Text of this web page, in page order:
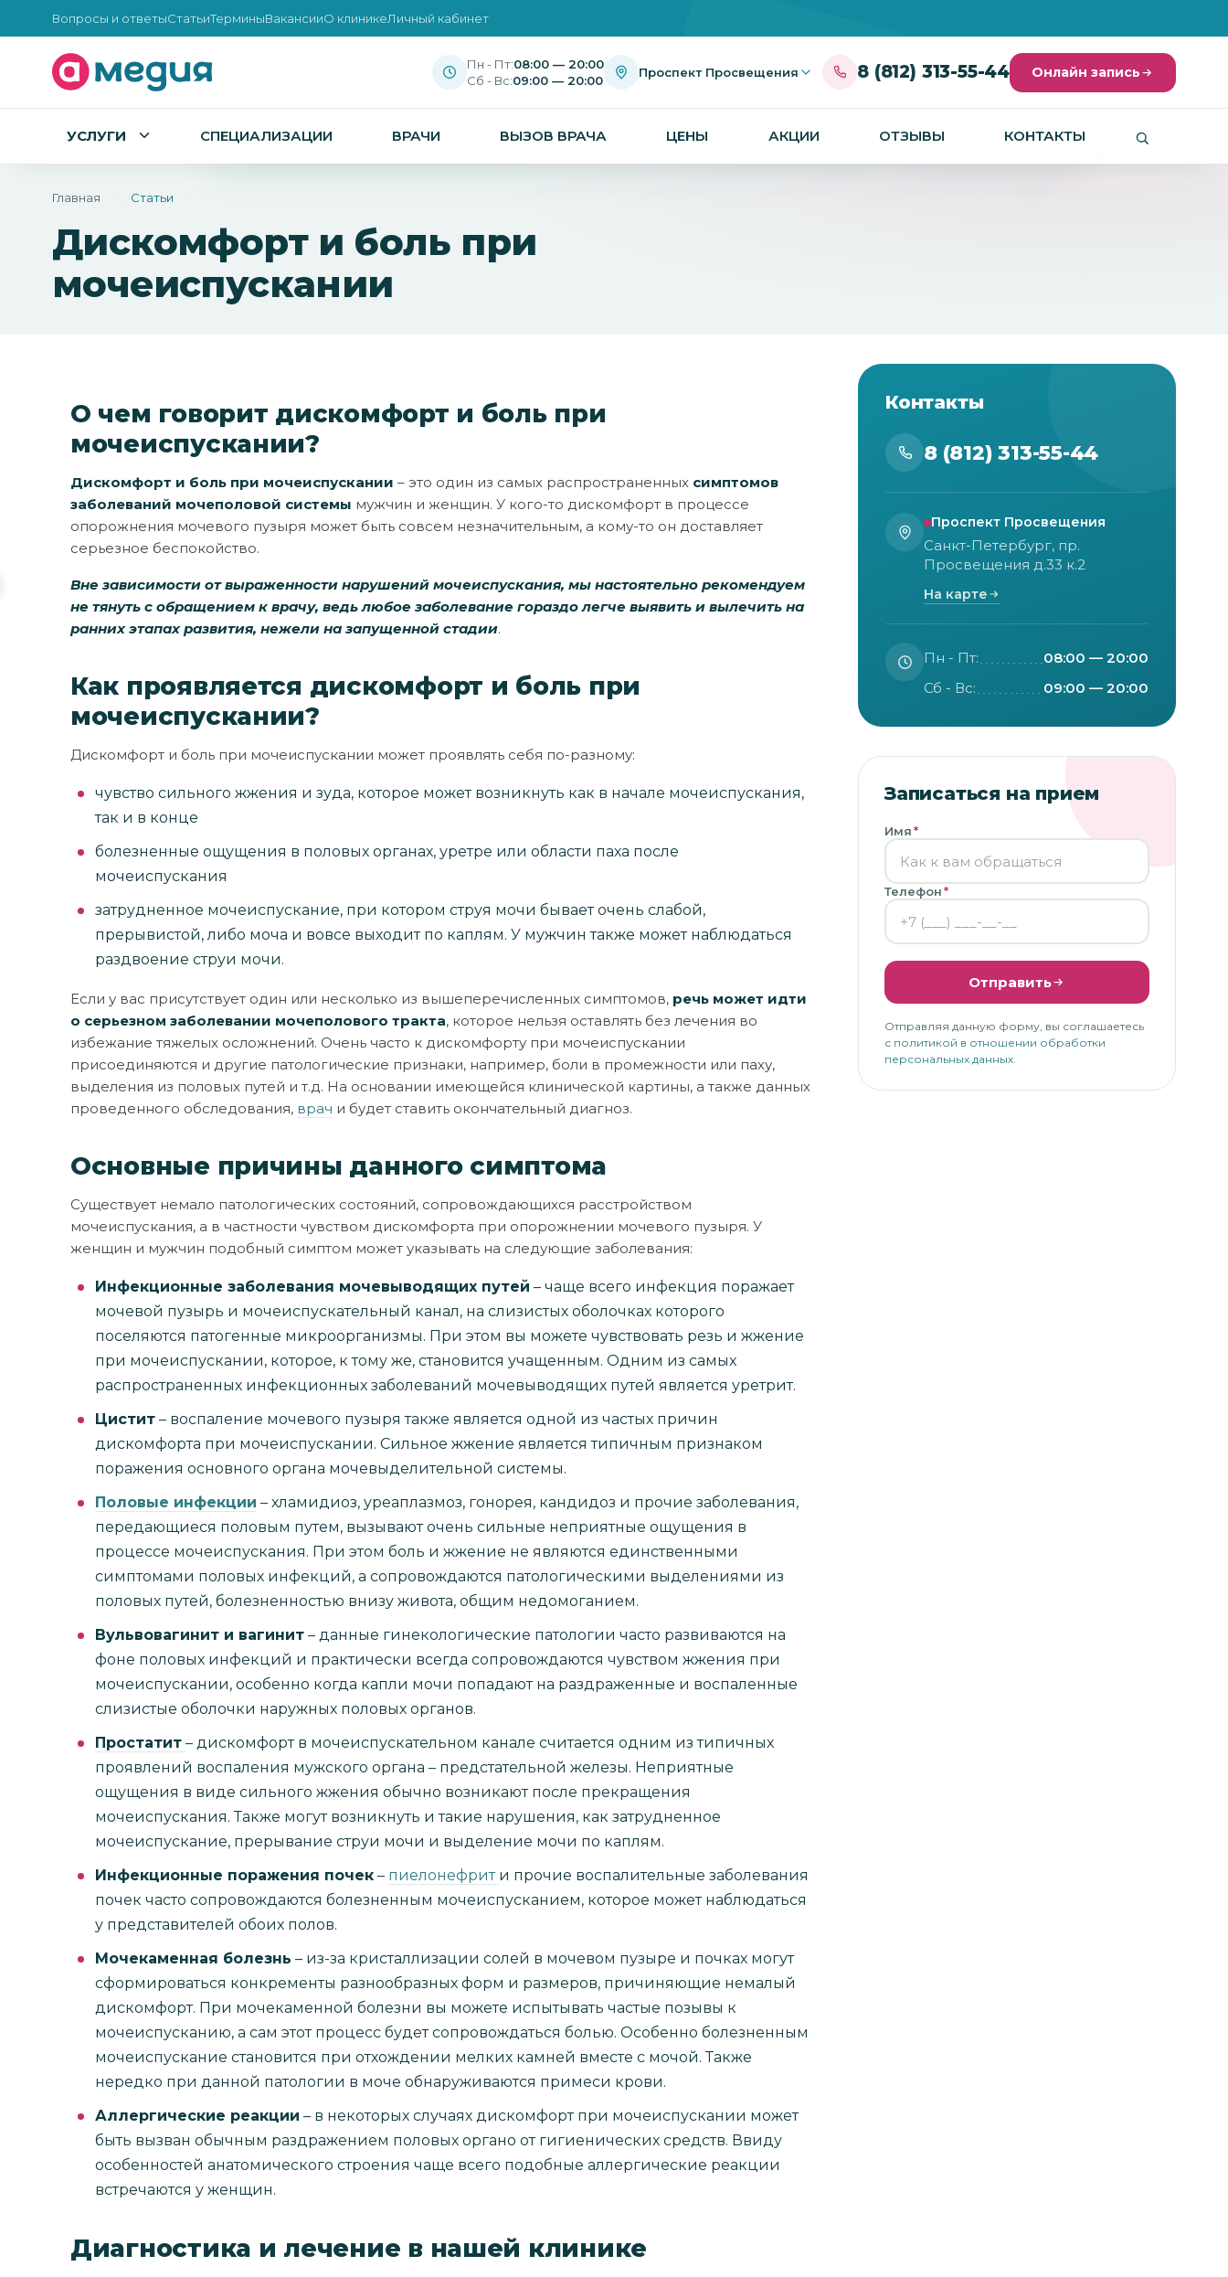
Вопросы и ответыСтатьиТерминыВакансииО клиникеЛичный кабинет
Пн - Пт:08:00 — 20:00
Сб - Вс:09:00 — 20:00
Проспект Просвещения 8 (812) 313-55-44 Онлайн запись
УСЛУГИ СПЕЦИАЛИЗАЦИИ ВРАЧИ ВЫЗОВ ВРАЧА ЦЕНЫ АКЦИИ ОТЗЫВЫ КОНТАКТЫ
Главная Статьи
Дискомфорт и боль при
мочеиспускании
О чем говорит дискомфорт и боль при
мочеиспускании?
Дискомфорт и боль при мочеиспускании – это один из самых распространенных симптомов
заболеваний мочеполовой системы мужчин и женщин. У кого-то дискомфорт в процессе
опорожнения мочевого пузыря может быть совсем незначительным, а кому-то он доставляет
серьезное беспокойство.
Вне зависимости от выраженности нарушений мочеиспускания, мы настоятельно рекомендуем
не тянуть с обращением к врачу, ведь любое заболевание гораздо легче выявить и вылечить на
ранних этапах развития, нежели на запущенной стадии.
Как проявляется дискомфорт и боль при
мочеиспускании?
Дискомфорт и боль при мочеиспускании может проявлять себя по-разному:
чувство сильного жжения и зуда, которое может возникнуть как в начале мочеиспускания,
так и в конце
болезненные ощущения в половых органах, уретре или области паха после
мочеиспускания
затрудненное мочеиспускание, при котором струя мочи бывает очень слабой,
прерывистой, либо моча и вовсе выходит по каплям. У мужчин также может наблюдаться
раздвоение струи мочи.
Если у вас присутствует один или несколько из вышеперечисленных симптомов, речь может идти
о серьезном заболевании мочеполового тракта, которое нельзя оставлять без лечения во
избежание тяжелых осложнений. Очень часто к дискомфорту при мочеиспускании
присоединяются и другие патологические признаки, например, боли в промежности или паху,
выделения из половых путей и т.д. На основании имеющейся клинической картины, а также данных
проведенного обследования, врач и будет ставить окончательный диагноз.
Основные причины данного симптома
Существует немало патологических состояний, сопровождающихся расстройством
мочеиспускания, а в частности чувством дискомфорта при опорожнении мочевого пузыря. У
женщин и мужчин подобный симптом может указывать на следующие заболевания:
Инфекционные заболевания мочевыводящих путей – чаще всего инфекция поражает
мочевой пузырь и мочеиспускательный канал, на слизистых оболочках которого
поселяются патогенные микроорганизмы. При этом вы можете чувствовать резь и жжение
при мочеиспускании, которое, к тому же, становится учащенным. Одним из самых
распространенных инфекционных заболеваний мочевыводящих путей является уретрит.
Цистит – воспаление мочевого пузыря также является одной из частых причин
дискомфорта при мочеиспускании. Сильное жжение является типичным признаком
поражения основного органа мочевыделительной системы.
Половые инфекции – хламидиоз, уреаплазмоз, гонорея, кандидоз и прочие заболевания,
передающиеся половым путем, вызывают очень сильные неприятные ощущения в
процессе мочеиспускания. При этом боль и жжение не являются единственными
симптомами половых инфекций, а сопровождаются патологическими выделениями из
половых путей, болезненностью внизу живота, общим недомоганием.
Вульвовагинит и вагинит – данные гинекологические патологии часто развиваются на
фоне половых инфекций и практически всегда сопровождаются чувством жжения при
мочеиспускании, особенно когда капли мочи попадают на раздраженные и воспаленные
слизистые оболочки наружных половых органов.
Простатит – дискомфорт в мочеиспускательном канале считается одним из типичных
проявлений воспаления мужского органа – предстательной железы. Неприятные
ощущения в виде сильного жжения обычно возникают после прекращения
мочеиспускания. Также могут возникнуть и такие нарушения, как затрудненное
мочеиспускание, прерывание струи мочи и выделение мочи по каплям.
Инфекционные поражения почек – пиелонефрит и прочие воспалительные заболевания
почек часто сопровождаются болезненным мочеиспусканием, которое может наблюдаться
у представителей обоих полов.
Мочекаменная болезнь – из-за кристаллизации солей в мочевом пузыре и почках могут
сформироваться конкременты разнообразных форм и размеров, причиняющие немалый
дискомфорт. При мочекаменной болезни вы можете испытывать частые позывы к
мочеиспусканию, а сам этот процесс будет сопровождаться болью. Особенно болезненным
мочеиспускание становится при отхождении мелких камней вместе с мочой. Также
нередко при данной патологии в моче обнаруживаются примеси крови.
Аллергические реакции – в некоторых случаях дискомфорт при мочеиспускании может
быть вызван обычным раздражением половых органо от гигиенических средств. Ввиду
особенностей анатомического строения чаще всего подобные аллергические реакции
встречаются у женщин.
Диагностика и лечение в нашей клинике
Контакты
8 (812) 313-55-44
Проспект Просвещения
Санкт-Петербург, пр.
Просвещения д.33 к.2
На карте
Пн - Пт:
08:00 — 20:00
Сб - Вс:
09:00 — 20:00
Записаться на прием
Имя*
Телефон*
Отправить
Отправляя данную форму, вы соглашаетесь
с политикой в отношении обработки
персональных данных.